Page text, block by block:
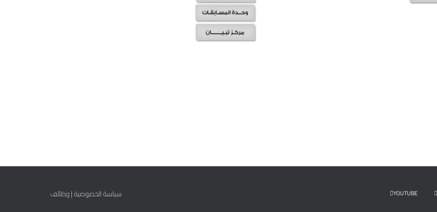
YOUTUBE سياسة الخصوصية|وظائف